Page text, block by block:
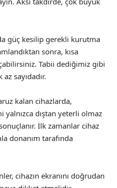
güç kesilip gerekli kurutma
sonra, kısa
Tabii dediğimiz gibi
sayıdadır.
kalan cihazlarda,
dıştan yeterli olmaz
İlk zamanlar cihaz
donanım tarafında
cihazın ekranını doğrudan